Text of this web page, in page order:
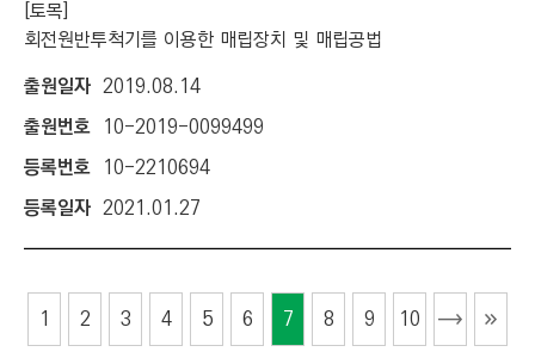
[토목]
회전원반투척기를 이용한 매립장치 및 매립공법
2019.08.14
10-2019-0099499
10-2210694
2021.01.27
1 2 3 4 5 6 7 8 9 10